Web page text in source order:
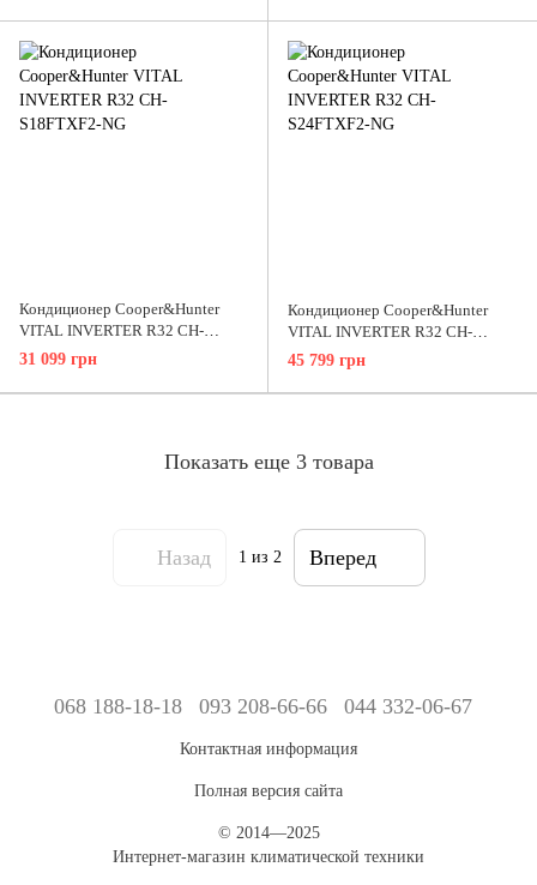
Кондиционер Cooper&Hunter
VITAL INVERTER R32 CH-
S18FTXF2-NG
31 099 грн
Кондиционер Cooper&Hunter
VITAL INVERTER R32 CH-
S24FTXF2-NG
45 799 грн
Показать еще 3 товара
Назад 1 из 2 Вперед
068 188-18-18 093 208-66-66 044 332-06-67
Контактная информация
Полная версия сайта
© 2014—2025
Интернет-магазин климатической техники